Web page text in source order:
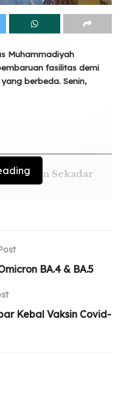
Muhammadiyah
fasilitas demi
berbeda. Senin,
Bukan Sekadar
sebagai tim sipil UMSU
BA.4 & BA.5
Kebal Vaksin Covid-